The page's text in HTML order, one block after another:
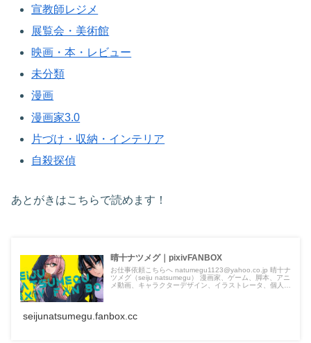
宣教師レジメ
展覧会・美術館
映画・本・レビュー
未分類
漫画
漫画家3.0
片づけ・収納・インテリア
自殺探偵
あとがきはこちらで読めます！
晴十ナツメグ｜pixivFANBOX
お仕事依頼こちらへ natumegu1123@yahoo.co.jp 晴十ナ
ツメグ（seiju natsumegu） 漫画家、ゲーム、脚本、アニ
メ動画、キャラクターデザイン、イラストレータ、個人
seijunatsumegu.fanbox.cc